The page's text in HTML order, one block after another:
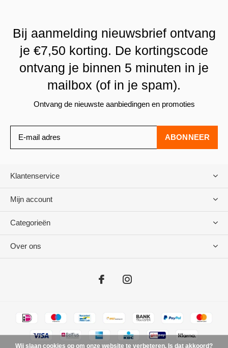
Bij aanmelding nieuwsbrief ontvang
je €7,50 korting. De kortingscode
ontvang je binnen 5 minuten in je
mailbox (of in je spam).
Ontvang de nieuwste aanbiedingen en promoties
ABONNEER
Klantenservice
Mijn account
Categorieën
Over ons
Wij slaan cookies op om onze website te verbeteren. Is dat akkoord?